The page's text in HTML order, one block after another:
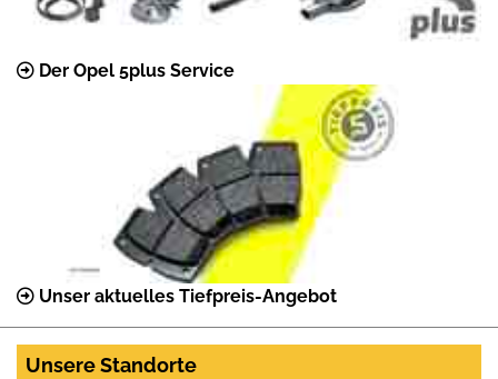
Der Opel 5plus Service
Unser aktuelles Tiefpreis-Angebot
Unsere Standorte